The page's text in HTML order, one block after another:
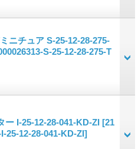
ニチュア S-25-12-28-275-
S-25-12-28-275-T
ー I-25-12-28-041-KD-ZI [21
25-12-28-041-KD-ZI]